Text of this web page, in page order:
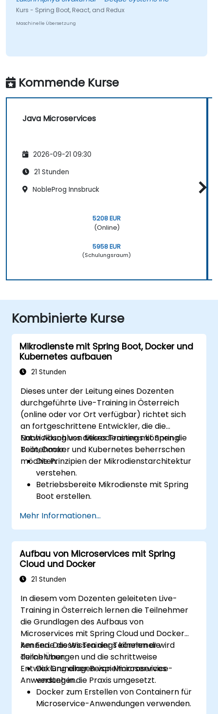
Kurs - Spring Boot, React, and Redux
Maschinelle Übersetzung
Kommende Kurse
Java Microservices
2026-09-21 09:30
21 Stunden
NobleProg Innsbruck
5208 EUR
(Online)
5958 EUR
(Schulungsraum)
Kombinierte Kurse
Mikrodienste mit Spring Boot, Docker und
Kubernetes aufbauen
21 Stunden
Dieses unter der Leitung eines Dozenten
durchgeführte Live-Training in Österreich
(online oder vor Ort verfügbar) richtet sich
an fortgeschrittene Entwickler, die die
Entwicklung von Mikrodiensten mit Spring
Boot, Docker und Kubernetes beherrschen
möchten.
Nach Abschluss dieses Trainings können die
Teilnehmer:
Die Prinzipien der Mikrodienstarchitektur
verstehen.
Betriebsbereite Mikrodienste mit Spring
Boot erstellen.
der Containerisierung von Mikrodiensten
nachvollziehen.
Kubernetes-Cluster konfigurieren, um
Mikrodienste bereitzustellen und zu
orchestrieren.
Mehr Informationen...
Aufbau von Microservices mit Spring
Cloud und Docker
21 Stunden
In diesem vom Dozenten geleiteten Live-
Training in Österreich lernen die Teilnehmer
die Grundlagen des Aufbaus von
Microservices mit Spring Cloud und Docker
kennen. Das Wissen der Teilnehmer wird
durch Übungen und die schrittweise
Entwicklung einer Beispielmicroservice-
Anwendung in die Praxis umgesetzt.
Am Ende dieses Trainings können die
Teilnehmer:
Die Grundlagen von Microservices
verstehen.
Docker zum Erstellen von Containern für
Microservice-Anwendungen verwenden.